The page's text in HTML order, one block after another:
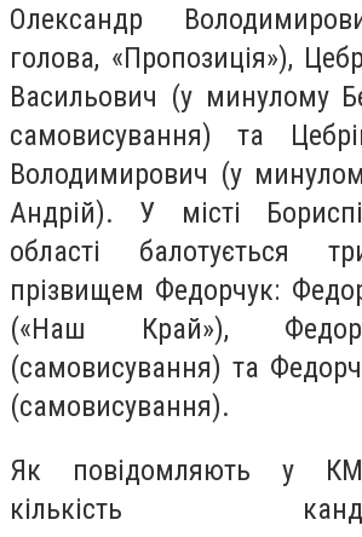
Олександр
голова, «Пропозиція»),
Васильович (у минулому
самовисування) та
Володимирович (у
Андрій). У місті
області балотується
прізвищем Федорчук:
(«Наш Край»),
(самовисування) та
(самовисування).
Як повідомляють у
кількість